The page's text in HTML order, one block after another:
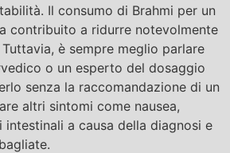
Il consumo di Brahmi per un
contribuito a ridurre notevolmente
Tuttavia, è sempre meglio parlare
o un esperto del dosaggio
senza la raccomandazione di un
altri sintomi come nausea,
a causa della diagnosi e